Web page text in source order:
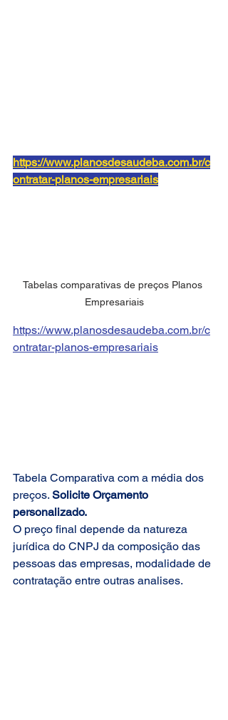
https://www.planosdesaudeba.com.br/c
ontratar-planos-empresariais
Tabelas comparativas de preços Planos
Empresariais
https://www.planosdesaudeba.com.br/c
ontratar-planos-empresariais
Tabela Comparativa com a média dos
preços. Solicite Orçamento
personalizado.
O preço final depende da natureza
jurídica do CNPJ da composição das
pessoas das empresas, modalidade de
contratação entre outras analises.